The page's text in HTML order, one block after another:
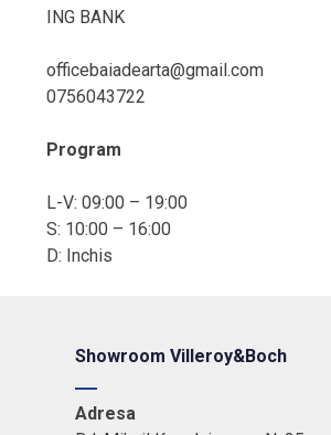
ING BANK
officebaiadearta@gmail.com
0756043722
Program
L-V: 09:00 – 19:00
S: 10:00 – 16:00
D: Inchis
Showroom Villeroy&Boch
Adresa